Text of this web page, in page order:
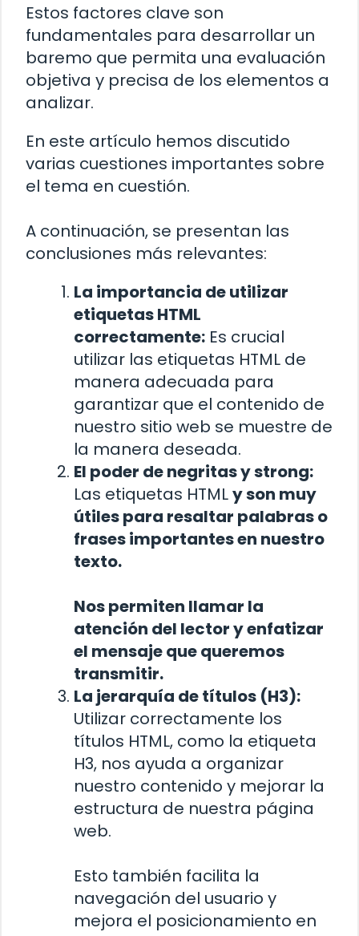
Estos factores clave son
fundamentales para desarrollar un
baremo que permita una evaluación
objetiva y precisa de los elementos a
analizar.
En este artículo hemos discutido
varias cuestiones importantes sobre
el tema en cuestión.
A continuación, se presentan las
conclusiones más relevantes:
La importancia de utilizar
etiquetas HTML
correctamente: Es crucial
utilizar las etiquetas HTML de
manera adecuada para
garantizar que el contenido de
nuestro sitio web se muestre de
la manera deseada.
El poder denegritasystrong:
Las etiquetas HTMLyson muy
útiles para resaltar palabras o
frases importantes en nuestro
texto.
Nos permiten llamar la
atención del lector y enfatizar
el mensaje que queremos
transmitir.
La jerarquía de títulos (H3):
Utilizar correctamente los
títulos HTML, como la etiqueta
H3, nos ayuda a organizar
nuestro contenido y mejorar la
estructura de nuestra página
web.
Esto también facilita la
navegación del usuario y
mejora el posicionamiento en